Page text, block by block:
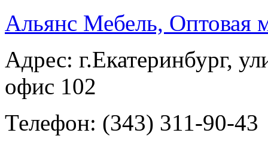
Альянс Мебель, Оптовая
Адрес: г.Екатеринбург,
офис 102
Телефон: (343) 311-90-43